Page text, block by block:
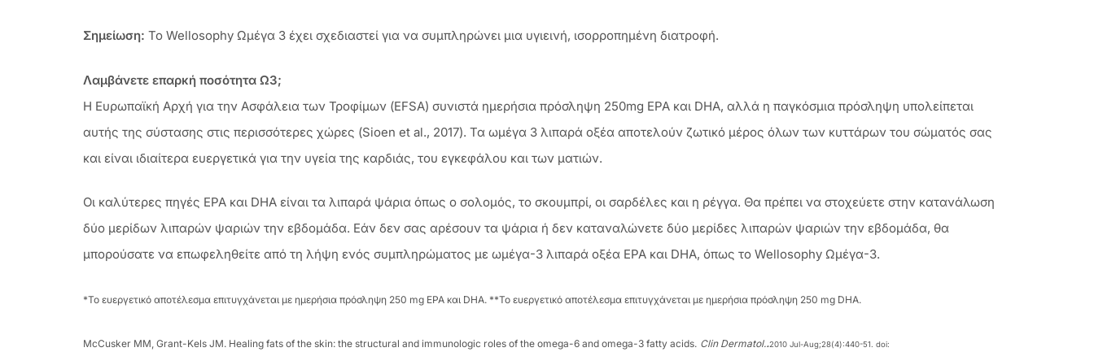
Σημείωση: Το Wellosophy Ωμέγα 3 έχει σχεδιαστεί για να συμπληρώνει μια υγιεινή, ισορροπημένη διατροφή.
Λαμβάνετε επαρκή ποσότητα Ω3;
Η Ευρωπαϊκή Αρχή για την Ασφάλεια των Τροφίμων (EFSA) συνιστά ημερήσια πρόσληψη 250mg EPA και DHA, αλλά η παγκόσμια πρόσληψη υπολείπεται
αυτής της σύστασης στις περισσότερες χώρες (Sioen et al., 2017). Τα ωμέγα 3 λιπαρά οξέα αποτελούν ζωτικό μέρος όλων των κυττάρων του σώματός σας
και είναι ιδιαίτερα ευεργετικά για την υγεία της καρδιάς, του εγκεφάλου και των ματιών.
Οι καλύτερες πηγές EPA και DHA είναι τα λιπαρά ψάρια όπως ο σολομός, το σκουμπρί, οι σαρδέλες και η ρέγγα. Θα πρέπει να στοχεύετε στην κατανάλωση
δύο μερίδων λιπαρών ψαριών την εβδομάδα. Εάν δεν σας αρέσουν τα ψάρια ή δεν καταναλώνετε δύο μερίδες λιπαρών ψαριών την εβδομάδα, θα
μπορούσατε να επωφεληθείτε από τη λήψη ενός συμπληρώματος με ωμέγα-3 λιπαρά οξέα EPA και DHA, όπως το Wellosophy Ωμέγα-3.
*Το ευεργετικό αποτέλεσμα επιτυγχάνεται με ημερήσια πρόσληψη 250 mg EPA και DHA. **Το ευεργετικό αποτέλεσμα επιτυγχάνεται με ημερήσια πρόσληψη 250 mg DHA.
McCusker MM, Grant-Kels JM. Healing fats of the skin: the structural and immunologic roles of the omega-6 and omega-3 fatty acids. Clin Dermatol..2010 Jul-Aug;28(4):440-51. doi: